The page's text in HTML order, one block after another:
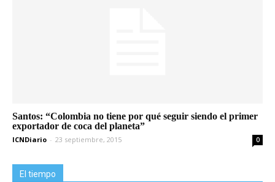
Santos: “Colombia no tiene por qué seguir siendo el primer
exportador de coca del planeta”
ICNDiario - 23 septiembre, 2015 0
El tiempo